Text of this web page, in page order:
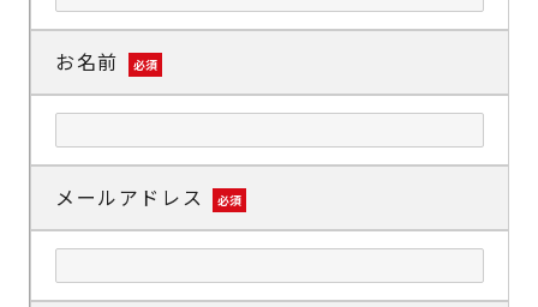
お名前 必須
メールアドレス 必須